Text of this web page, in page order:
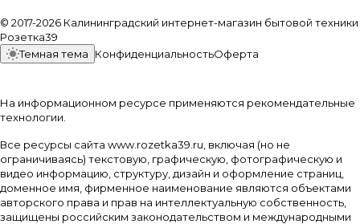
© 2017-2026 Калининградский интернет-магазин бытовой техники
Розетка39
Темная тема
КонфиденциальностьОферта
На информационном ресурсе применяются рекомендательные
технологии
Все ресурсы сайта www.rozetka39.ru, включая (но не
ограничиваясь) текстовую, графическую, фотографическую и
видео информацию, структуру, дизайн и оформление страниц,
доменное имя, фирменное наименование являются объектами
авторского права и прав на интеллектуальную собственность,
защищены российским законодательством и международными